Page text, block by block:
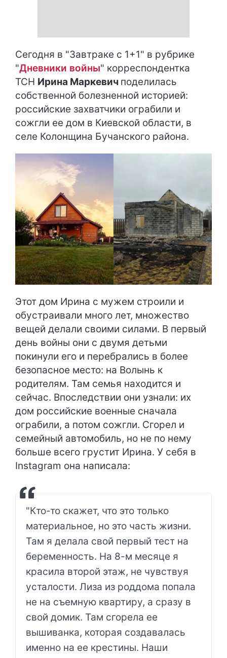
Сегодня в "Завтраке с 1+1" в рубрике
"Дневники войны" корреспондентка
ТСН Ирина Маркевич поделилась
собственной болезненной историей:
российские захватчики ограбили и
сожгли ее дом в Киевской области, в
селе Колонщина Бучанского района.
Этот дом Ирина с мужем строили и
обустраивали много лет, множество
вещей делали своими силами. В первый
день войны они с двумя детьми
покинули его и перебрались в более
безопасное место: на Волынь к
родителям. Там семья находится и
сейчас. Впоследствии они узнали: их
дом российские военные сначала
ограбили, а потом сожгли. Сгорел и
семейный автомобиль, но не по нему
больше всего грустит Ирина. У себя в
Instagram она написала:
"Кто-то скажет, что это только
материальное, но это часть жизни.
Там я делала свой первый тест на
беременность. На 8-м месяце я
красила второй этаж, не чувствуя
усталости. Лиза из роддома попала
не на съемную квартиру, а сразу в
свой домик. Там сгорела ее
вышиванка, которая создавалась
именно на ее крестины. Наши